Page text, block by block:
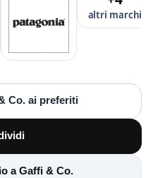
altri marchi
Co. ai preferiti
a Gaffi & Co.